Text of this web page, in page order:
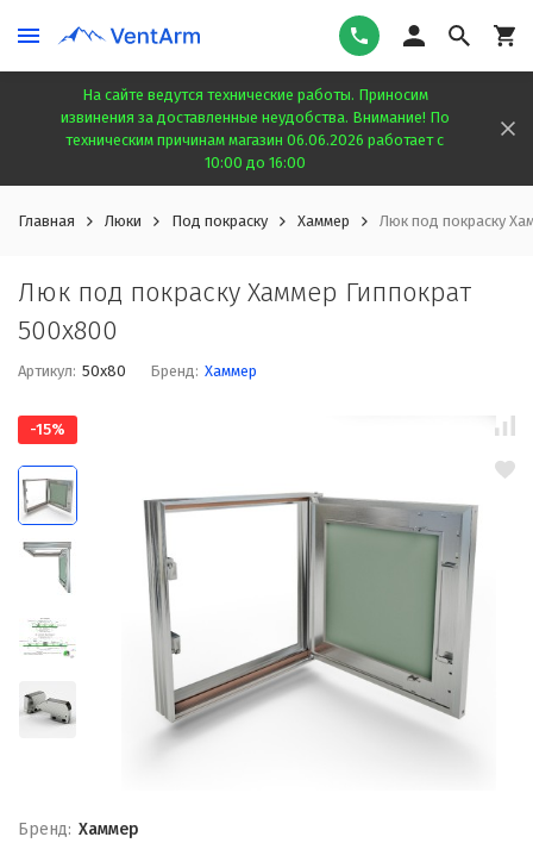
На сайте ведутся технические работы. Приносим
извинения за доставленные неудобства. Внимание! По
техническим причинам магазин 06.06.2026 работает с
10:00 до 16:00
Главная Люки Под покраску Хаммер Люк под покраску
Люк под покраску Хаммер Гиппократ
500x800
Артикул: 50x80 Бренд: Хаммер
-15%
Бренд: Хаммер